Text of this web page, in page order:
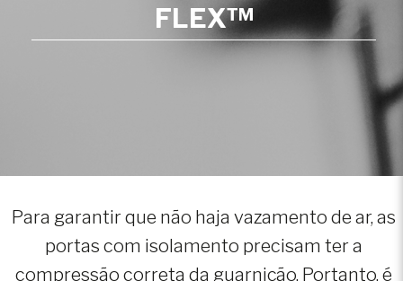
FLEX™
Para garantir que não haja vazamento de ar, as
portas com isolamento precisam ter a
compressão correta da guarnição. Portanto, é